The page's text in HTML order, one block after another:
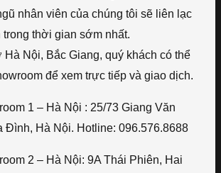
nhân viên của chúng tôi sẽ liên lạc
thời gian sớm nhất.
Nội, Bắc Giang, quý khách có thể
để xem trực tiếp và giao dịch.
1 – Hà Nội : 25/73 Giang Văn
Đình, Hà Nội. Hotline: 096.576.8688
2 – Hà Nội: 9A Thái Phiên, Hai